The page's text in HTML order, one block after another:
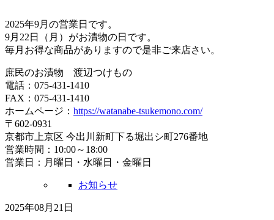
2025年9月の営業日です。
9月22日（月）がお漬物の日です。
毎月お得な商品がありますので是非ご来店さい。
庶民のお漬物 渡辺つけもの
電話：075-431-1410
FAX：075-431-1410
ホームページ： https://watanabe-tsukemono.com/
〒602-0931
京都市上京区 今出川新町下る堀出シ町276番地
営業時間：10:00～18:00
営業日：月曜日・水曜日・金曜日
お知らせ
2025年08月21日